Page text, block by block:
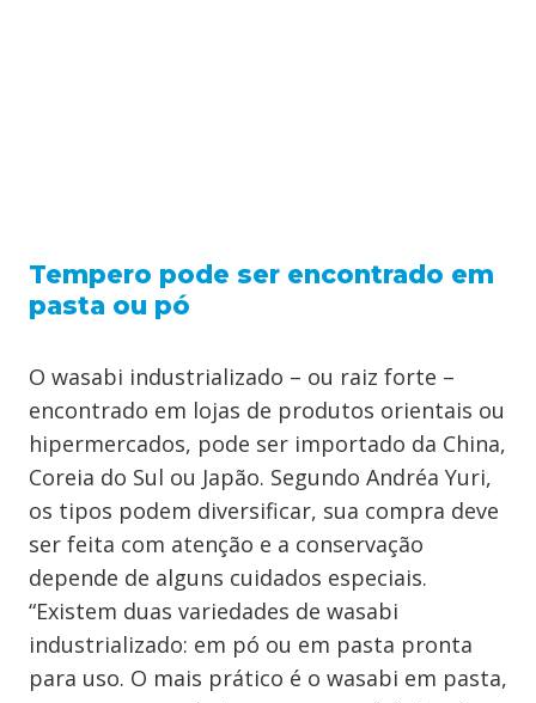
Tempero pode ser encontrado em
pasta ou pó
O wasabi industrializado – ou raiz forte –
encontrado em lojas de produtos orientais ou
hipermercados, pode ser importado da China,
Coreia do Sul ou Japão. Segundo Andréa Yuri,
os tipos podem diversificar, sua compra deve
ser feita com atenção e a conservação
depende de alguns cuidados especiais.
“Existem duas variedades de wasabi
industrializado: em pó ou em pasta pronta
para uso. O mais prático é o wasabi em pasta,